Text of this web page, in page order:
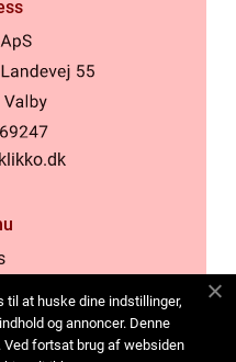
til at huske dine indstillinger,
og annoncer. Denne
fortsat brug af websiden